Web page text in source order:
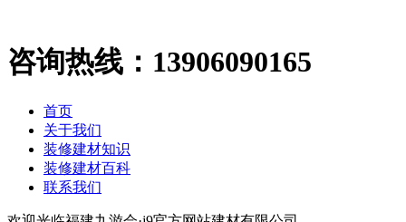
咨询热线： 13906090165
首页
关于我们
装修建材知识
装修建材百科
联系我们